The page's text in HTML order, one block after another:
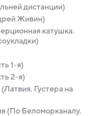
дистанции)
Живин)
катушка.
1-я)
2-я)
Густера на
(По Беломорканалу.